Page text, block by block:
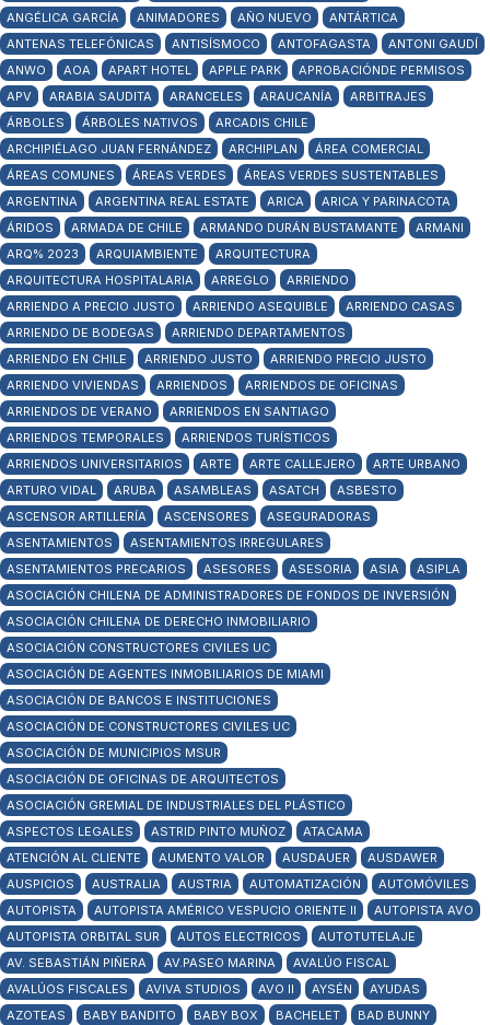
ANGÉLICA GARCÍA
ANIMADORES AÑO NUEVO
ANTÁRTICA
ANTENAS TELEFÓNICAS
ANTISÍSMOCO ANTOFAGASTA
ANTONI GAUDÍ
ANWO
AOA APART HOTEL APPLE PARK
APROBACIÓNDE PERMISOS
APV
ARABIA SAUDITA ARANCELES ARAUCANÍA
ARBITRAJES
ÁRBOLES
ÁRBOLES NATIVOS
ARCADIS CHILE
ARCHIPIÉLAGO JUAN FERNÁNDEZ
ARCHIPLAN
ÁREA COMERCIAL
ÁREAS COMUNES
ÁREAS VERDES
ÁREAS VERDES SUSTENTABLES
ARGENTINA
ARGENTINA REAL ESTATE ARICA
ARICA Y PARINACOTA
ÁRIDOS
ARMADA DE CHILE ARMANDO DURÁN BUSTAMANTE
ARMANI
ARQ% 2023
ARQUIAMBIENTE
ARQUITECTURA
ARQUITECTURA HOSPITALARIA
ARREGLO
ARRIENDO
ARRIENDO A PRECIO JUSTO
ARRIENDO ASEQUIBLE
ARRIENDO CASAS
ARRIENDO DE BODEGAS
ARRIENDO DEPARTAMENTOS
ARRIENDO EN CHILE
ARRIENDO JUSTO
ARRIENDO PRECIO JUSTO
ARRIENDO VIVIENDAS
ARRIENDOS
ARRIENDOS DE OFICINAS
ARRIENDOS DE VERANO
ARRIENDOS EN SANTIAGO
ARRIENDOS TEMPORALES
ARRIENDOS TURÍSTICOS
ARRIENDOS UNIVERSITARIOS
ARTE ARTE CALLEJERO
ARTE URBANO
ARTURO VIDAL
ARUBA ASAMBLEAS ASATCH
ASBESTO
ASCENSOR ARTILLERÍA
ASCENSORES
ASEGURADORAS
ASENTAMIENTOS
ASENTAMIENTOS IRREGULARES
ASENTAMIENTOS PRECARIOS
ASESORES ASESORIA ASIA
ASIPLA
ASOCIACIÓN CHILENA DE ADMINISTRADORES DE FONDOS DE INVERSIÓN
ASOCIACIÓN CHILENA DE DERECHO INMOBILIARIO
ASOCIACIÓN CONSTRUCTORES CIVILES UC
ASOCIACIÓN DE AGENTES INMOBILIARIOS DE MIAMI
ASOCIACIÓN DE BANCOS E INSTITUCIONES
ASOCIACIÓN DE CONSTRUCTORES CIVILES UC
ASOCIACIÓN DE MUNICIPIOS MSUR
ASOCIACIÓN DE OFICINAS DE ARQUITECTOS
ASOCIACIÓN GREMIAL DE INDUSTRIALES DEL PLÁSTICO
ASPECTOS LEGALES
ASTRID PINTO MUÑOZ
ATACAMA
ATENCIÓN AL CLIENTE
AUMENTO VALOR AUSDAUER
AUSDAWER
AUSPICIOS
AUSTRALIA AUSTRIA AUTOMATIZACIÓN
AUTOMÓVILES
AUTOPISTA
AUTOPISTA AMÉRICO VESPUCIO ORIENTE II
AUTOPISTA AVO
AUTOPISTA ORBITAL SUR
AUTOS ELECTRICOS
AUTOTUTELAJE
AV. SEBASTIÁN PIÑERA
AV.PASEO MARINA
AVALÚO FISCAL
AVALÚOS FISCALES
AVIVA STUDIOS AVO II AYSÉN
AYUDAS
AZOTEAS
BABY BANDITO BABY BOX BACHELET
BAD BUNNY